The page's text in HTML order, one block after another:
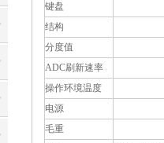
键盘
结构
分度值
ADC刷新速率
操作环境温度
电源
毛重